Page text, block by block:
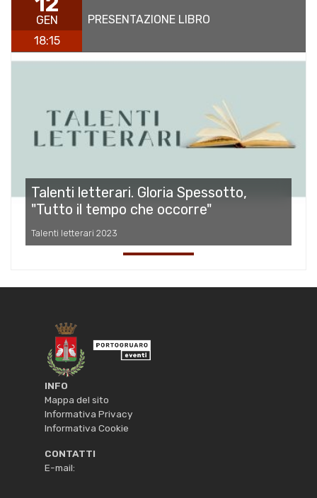
GEN
18:15
PRESENTAZIONE LIBRO
Talenti letterari. Gloria Spessotto,
"Tutto il tempo che occorre"
Talenti letterari 2023
INFO
Mappa del sito
Informativa Privacy
Informativa Cookie
CONTATTI
E-mail: